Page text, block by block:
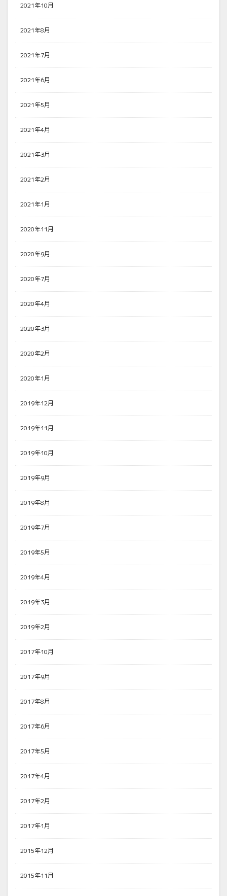
2021年10月
2021年8月
2021年7月
2021年6月
2021年5月
2021年4月
2021年3月
2021年2月
2021年1月
2020年11月
2020年9月
2020年7月
2020年4月
2020年3月
2020年2月
2020年1月
2019年12月
2019年11月
2019年10月
2019年9月
2019年8月
2019年7月
2019年5月
2019年4月
2019年3月
2019年2月
2017年10月
2017年9月
2017年8月
2017年6月
2017年5月
2017年4月
2017年2月
2017年1月
2015年12月
2015年11月